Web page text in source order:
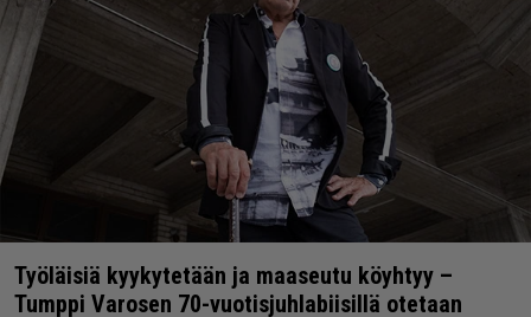
Työläisiä kyykytetään ja maaseutu köyhtyy –
Tumppi Varosen 70-vuotisjuhlabiisillä otetaan